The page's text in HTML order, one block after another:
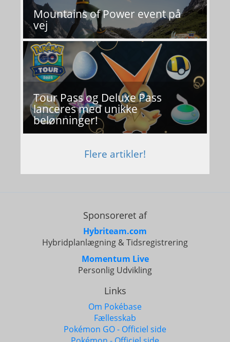
Mountains of Power event på
vej
Tour Pass og Deluxe Pass
lanceres med unikke
belønninger!
Flere artikler!
Sponsoreret af
Hybriteam.com
Hybridplanlægning & Tidsregistrering
Momentum Live
Personlig Udvikling
Links
Om Pokébase
Fællesskab
Pokémon GO - Officiel side